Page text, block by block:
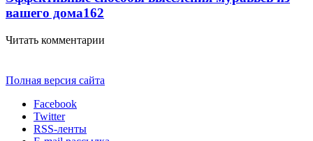
вашего дома162
Читать комментарии
Полная версия сайта
Facebook
Twitter
RSS-ленты